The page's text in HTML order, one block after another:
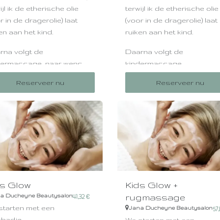
ik de etherische olie
in de dragerolie) laat
aan het kind.
volgt de
naar wens
kind.
tussen de 4 en 6 jaar
een aangepaste
Baby Massage
over heel het
Dit zorgt voor meer
bij de
etherische olie heeft zijn
zijn 100% natuurlijk
merk Sjankara.
Reserveer nu
terwijl ik de etherische olie
(voor in de dragerolie) laat
ruiken aan het kind.
Daarna volgt de
kindermassage.
Elke etherische olie heeft
werking.
Alle olie's zijn 100%
van het merk Sjankara.
Voor kids die lang
kunnen stilliggen.
Reserveer nu
Glow
Ducheyne Beautysalon41,32€
met een
Kids Glow +
rugmassage
Jana Ducheyne Beautysalon